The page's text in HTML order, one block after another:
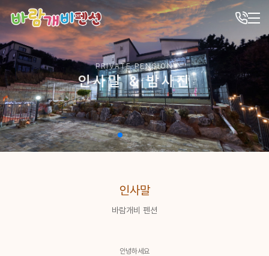
PRIVATE PENSION
인사말 & 밤사진
인사말
바람개비 펜션
안녕하세요